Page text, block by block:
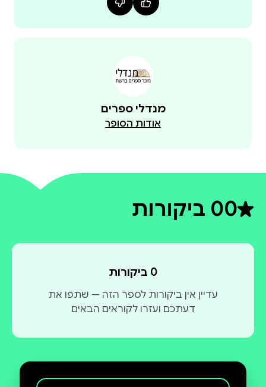
מנדלי ספרים
אודות הסופר
0דירוג ממוצע 0 מתוך 5
0 ביקורות
0 ביקורות
עדיין אין ביקורות לספר הזה — שתפו את
דעתכם ועזרו לקוראים הבאים